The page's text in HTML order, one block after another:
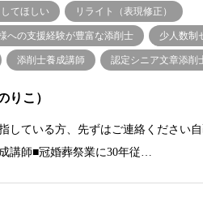
てほしい リライト（表現修正）
への支援経験が豊富な添削士 少人数制
添削士養成講師 認定シニア文章添削
りこ）
している方、先ずはご連絡ください
講師■冠婚葬祭業に30年従…